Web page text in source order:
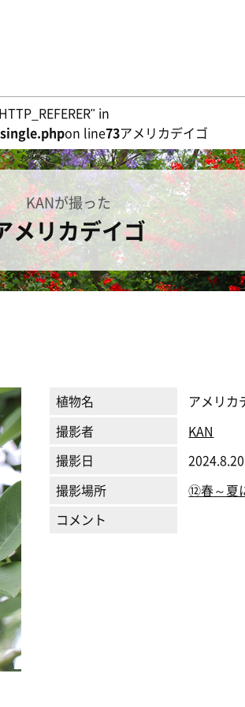
in
on line73アメリカデイゴ
KANが撮った
メリカデイゴ
植物名
アメリカ
撮影者
KAN
撮影日
2024.8.20
撮影場所
⑫春～夏
コメント